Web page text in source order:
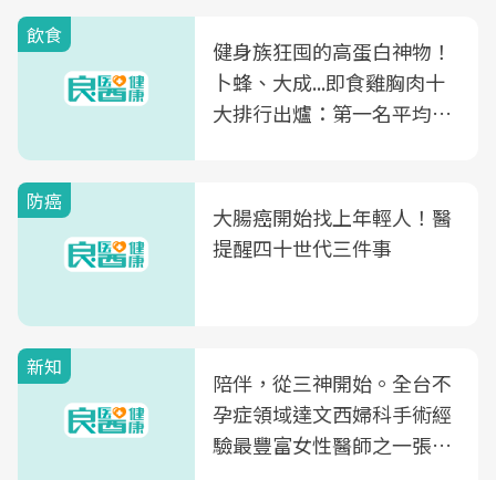
飲食
健身族狂囤的高蛋白神物！
卜蜂、大成...即食雞胸肉十
大排行出爐：第一名平均一
防癌
大腸癌開始找上年輕人！醫
提醒四十世代三件事
新知
陪伴，從三神開始。全台不
孕症領域達文西婦科手術經
驗最豐富女性醫師之一張永